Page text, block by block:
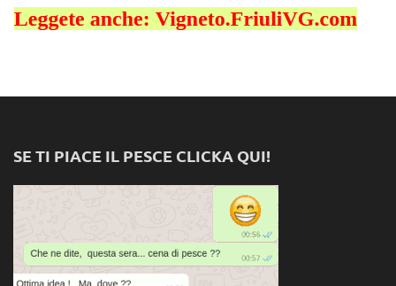
SE TI PIACE IL PESCE CLICKA QUI!